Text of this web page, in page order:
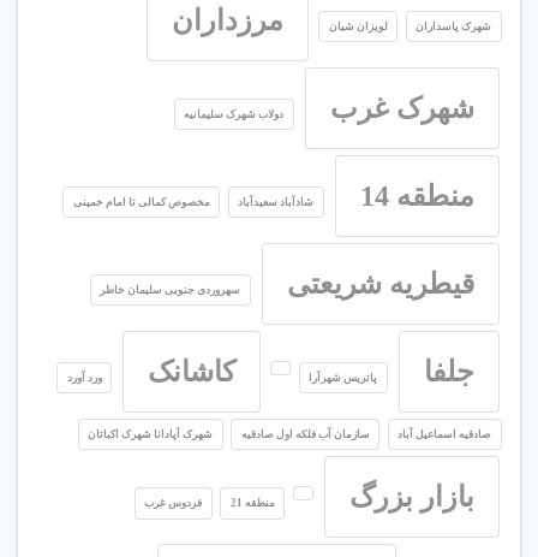
شهرک پاسداران لویزان شیان مرزداران
شهرک غرب دولاب شهرک سلیمانیه
منطقه 14 شادآباد سعیدآباد مخصوص کمالی تا امام خمینی
قیطریه شریعتی سهروردی جنوبی سلیمان خاطر
جلفا پاتریس شهرآرا کاشانک ورد آورد
صادقیه اسماعیل آباد سازمان آب فلکه اول صادقیه شهرک آپادانا شهرک اکباتان
بازار بزرگ منطقه 21 فردوس غرب